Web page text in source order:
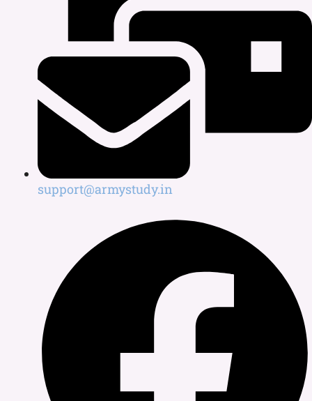
support@armystudy.in